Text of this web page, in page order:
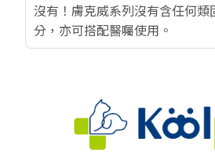
沒有！膚克威系列沒有含任何類
分，亦可搭配醫囑使用。